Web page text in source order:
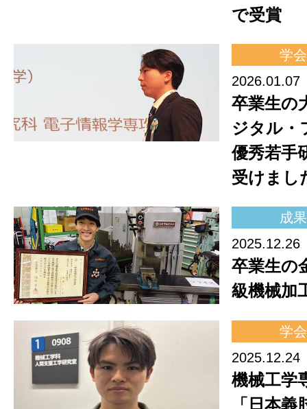
で受賞
学会
2026.01.07
卒業生の
ジタル・
優秀若手
受けまし
成果
2025.12.26
卒業生の
級機械加
学会
2025.12.24
機械工学
「日本